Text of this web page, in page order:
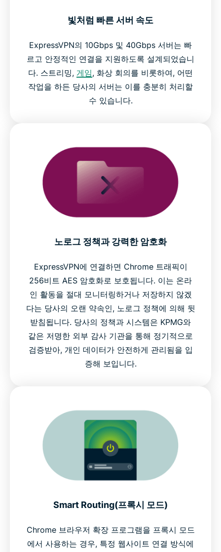
빛처럼 빠른 서버 속도
ExpressVPN의 10Gbps 및 40Gbps 서버는 빠
르고 안정적인 연결을 지원하도록 설계되었습니
다. 스트리밍, 게임, 화상 회의를 비롯하여, 어떤
작업을 하든 당사의 서버는 이를 충분히 처리할
수 있습니다.
노로그 정책과 강력한 암호화
ExpressVPN에 연결하면 Chrome 트래픽이
256비트 AES 암호화로 보호됩니다. 이는 온라
인 활동을 절대 모니터링하거나 저장하지 않겠
다는 당사의 오랜 약속인, 노로그 정책에 의해 뒷
받침됩니다. 당사의 정책과 시스템은 KPMG와
같은 저명한 외부 감사 기관을 통해 정기적으로
검증받아, 개인 데이터가 안전하게 관리됨을 입
증해 보입니다.
Smart Routing(프록시 모드)
Chrome 브라우저 확장 프로그램을 프록시 모드
에서 사용하는 경우, 특정 웹사이트 연결 방식에